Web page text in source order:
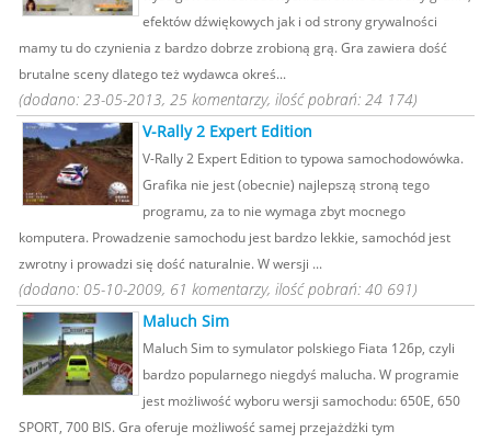
efektów dźwiękowych jak i od strony grywalności
mamy tu do czynienia z bardzo dobrze zrobioną grą. Gra zawiera dość
brutalne sceny dlatego też wydawca okreś...
(dodano: 23-05-2013, 25 komentarzy, ilość pobrań: 24 174)
V-Rally 2 Expert Edition
V-Rally 2 Expert Edition to typowa samochodowówka.
Grafika nie jest (obecnie) najlepszą stroną tego
programu, za to nie wymaga zbyt mocnego
komputera. Prowadzenie samochodu jest bardzo lekkie, samochód jest
zwrotny i prowadzi się dość naturalnie. W wersji ...
(dodano: 05-10-2009, 61 komentarzy, ilość pobrań: 40 691)
Maluch Sim
Maluch Sim to symulator polskiego Fiata 126p, czyli
bardzo popularnego niegdyś malucha. W programie
jest możliwość wyboru wersji samochodu: 650E, 650
SPORT, 700 BIS. Gra oferuje możliwość samej przejażdżki tym